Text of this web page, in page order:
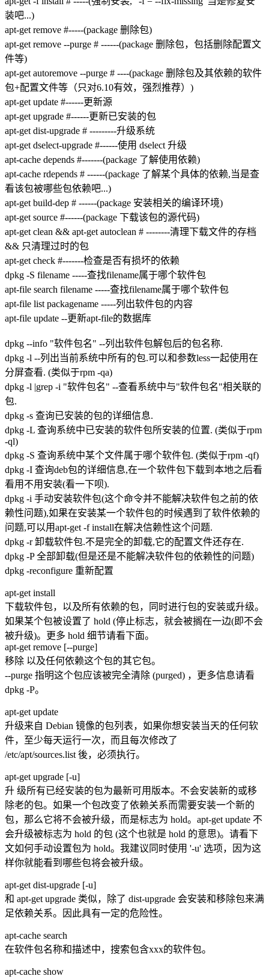
装吧...)
apt-get remove #-----(package 删除包)
apt-get remove --purge # ------(package 删除包，包括删除配置文
件等)
apt-get autoremove --purge # ----(package 删除包及其依赖的软件
包+配置文件等（只对6.10有效，强烈推荐）)
apt-get update #------更新源
apt-get upgrade #------更新已安装的包
apt-get dist-upgrade # ---------升级系统
apt-get dselect-upgrade #------使用 dselect 升级
apt-cache depends #-------(package 了解使用依赖)
apt-cache rdepends # ------(package 了解某个具体的依赖,当是查
看该包被哪些包依赖吧...)
apt-get build-dep # ------(package 安装相关的编译环境)
apt-get source #------(package 下载该包的源代码)
apt-get clean && apt-get autoclean # --------清理下载文件的存档
&& 只清理过时的包
apt-get check #-------检查是否有损坏的依赖
dpkg -S filename -----查找filename属于哪个软件包
apt-file search filename -----查找filename属于哪个软件包
apt-file list packagename -----列出软件包的内容
apt-file update --更新apt-file的数据库
dpkg --info "软件包名" --列出软件包解包后的包名称.
dpkg -l --列出当前系统中所有的包.可以和参数less一起使用在
分屏查看. (类似于rpm -qa)
dpkg -l |grep -i "软件包名" --查看系统中与"软件包名"相关联的
包.
dpkg -s 查询已安装的包的详细信息.
dpkg -L 查询系统中已安装的软件包所安装的位置. (类似于rpm
-ql)
dpkg -S 查询系统中某个文件属于哪个软件包. (类似于rpm -qf)
dpkg -I 查询deb包的详细信息,在一个软件包下载到本地之后看
看用不用安装(看一下呗).
dpkg -i 手动安装软件包(这个命令并不能解决软件包之前的依
赖性问题),如果在安装某一个软件包的时候遇到了软件依赖的
问题,可以用apt-get -f install在解决信赖性这个问题.
dpkg -r 卸载软件包.不是完全的卸载,它的配置文件还存在.
dpkg -P 全部卸载(但是还是不能解决软件包的依赖性的问题)
dpkg -reconfigure 重新配置
apt-get install
下载软件包，以及所有依赖的包，同时进行包的安装或升级。
如果某个包被设置了 hold (停止标志，就会被搁在一边(即不会
被升级)。更多 hold 细节请看下面。
apt-get remove [--purge]
移除 以及任何依赖这个包的其它包。
--purge 指明这个包应该被完全清除 (purged) ，更多信息请看
dpkg -P。
apt-get update
升级来自 Debian 镜像的包列表，如果你想安装当天的任何软
件，至少每天运行一次，而且每次修改了
/etc/apt/sources.list 後，必须执行。
apt-get upgrade [-u]
升 级所有已经安装的包为最新可用版本。不会安装新的或移
除老的包。如果一个包改变了依赖关系而需要安装一个新的
包，那么它将不会被升级，而是标志为 hold。apt-get update 不
会升级被标志为 hold 的包 (这个也就是 hold 的意思)。请看下
文如何手动设置包为 hold。我建议同时使用 '-u' 选项，因为这
样你就能看到哪些包将会被升级。
apt-get dist-upgrade [-u]
和 apt-get upgrade 类似，除了 dist-upgrade 会安装和移除包来满
足依赖关系。因此具有一定的危险性。
apt-cache search
在软件包名称和描述中，搜索包含xxx的软件包。
apt-cache show